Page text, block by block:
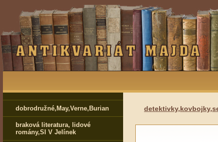
dobrodružné,May,Verne,Burian
braková literatura, lidové
romány,Sl V Jelínek